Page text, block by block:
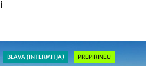
SERRA
CAP
BLAVA (INTERMITJA) PREPIRINEU